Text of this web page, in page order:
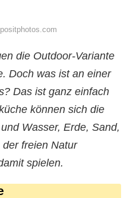
die Outdoor-Variante
Doch was ist an einer
Das ist ganz einfach
können sich die
Wasser, Erde, Sand,
freien Natur
spielen.